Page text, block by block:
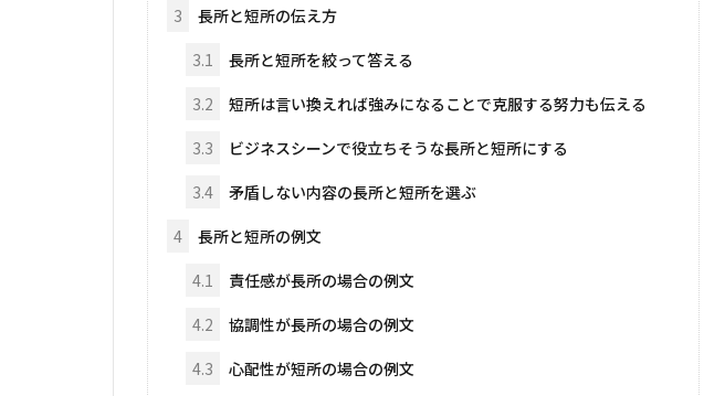
3
長所と短所の伝え方
3.1
長所と短所を絞って答える
3.2
短所は言い換えれば強みになることで克服する努力も伝える
3.3
ビジネスシーンで役立ちそうな長所と短所にする
3.4
矛盾しない内容の長所と短所を選ぶ
4
長所と短所の例文
4.1
責任感が長所の場合の例文
4.2
協調性が長所の場合の例文
4.3
心配性が短所の場合の例文